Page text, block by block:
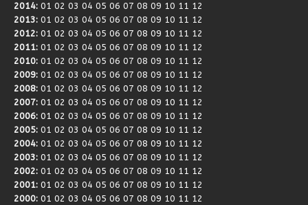
2014: 01 02 03 04 05 06 07 08 09 10 11 12
2013: 01 02 03 04 05 06 07 08 09 10 11 12
2012: 01 02 03 04 05 06 07 08 09 10 11 12
2011: 01 02 03 04 05 06 07 08 09 10 11 12
2010: 01 02 03 04 05 06 07 08 09 10 11 12
2009: 01 02 03 04 05 06 07 08 09 10 11 12
2008: 01 02 03 04 05 06 07 08 09 10 11 12
2007: 01 02 03 04 05 06 07 08 09 10 11 12
2006: 01 02 03 04 05 06 07 08 09 10 11 12
2005: 01 02 03 04 05 06 07 08 09 10 11 12
2004: 01 02 03 04 05 06 07 08 09 10 11 12
2003: 01 02 03 04 05 06 07 08 09 10 11 12
2002: 01 02 03 04 05 06 07 08 09 10 11 12
2001: 01 02 03 04 05 06 07 08 09 10 11 12
2000: 01 02 03 04 05 06 07 08 09 10 11 12